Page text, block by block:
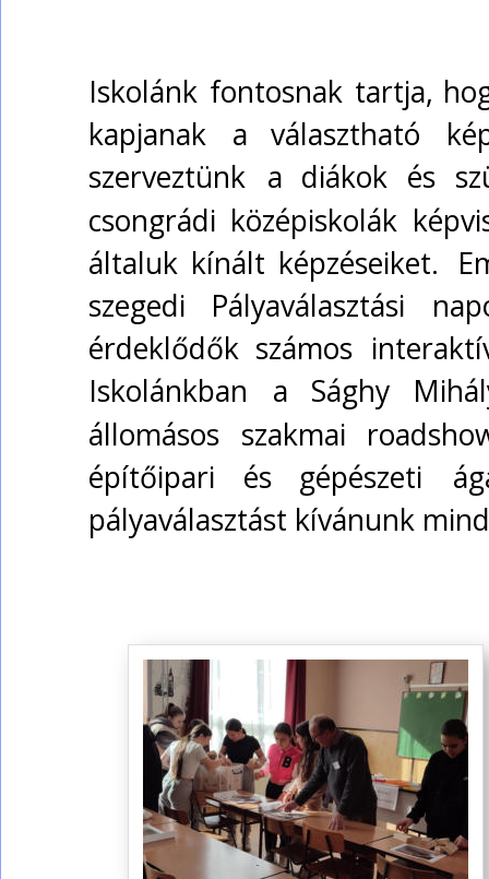
Iskolánk fontosnak tartja,
kapjanak
a választható
szerveztünk a diákok és
csongrádi középiskolák
általuk kínált képzéseiket.
szegedi
Pályaválasztási
érdeklődők számos
Iskolánkban a Sághy
állomásos szakmai
építőipari és gépészeti
pályaválasztást kívánunk